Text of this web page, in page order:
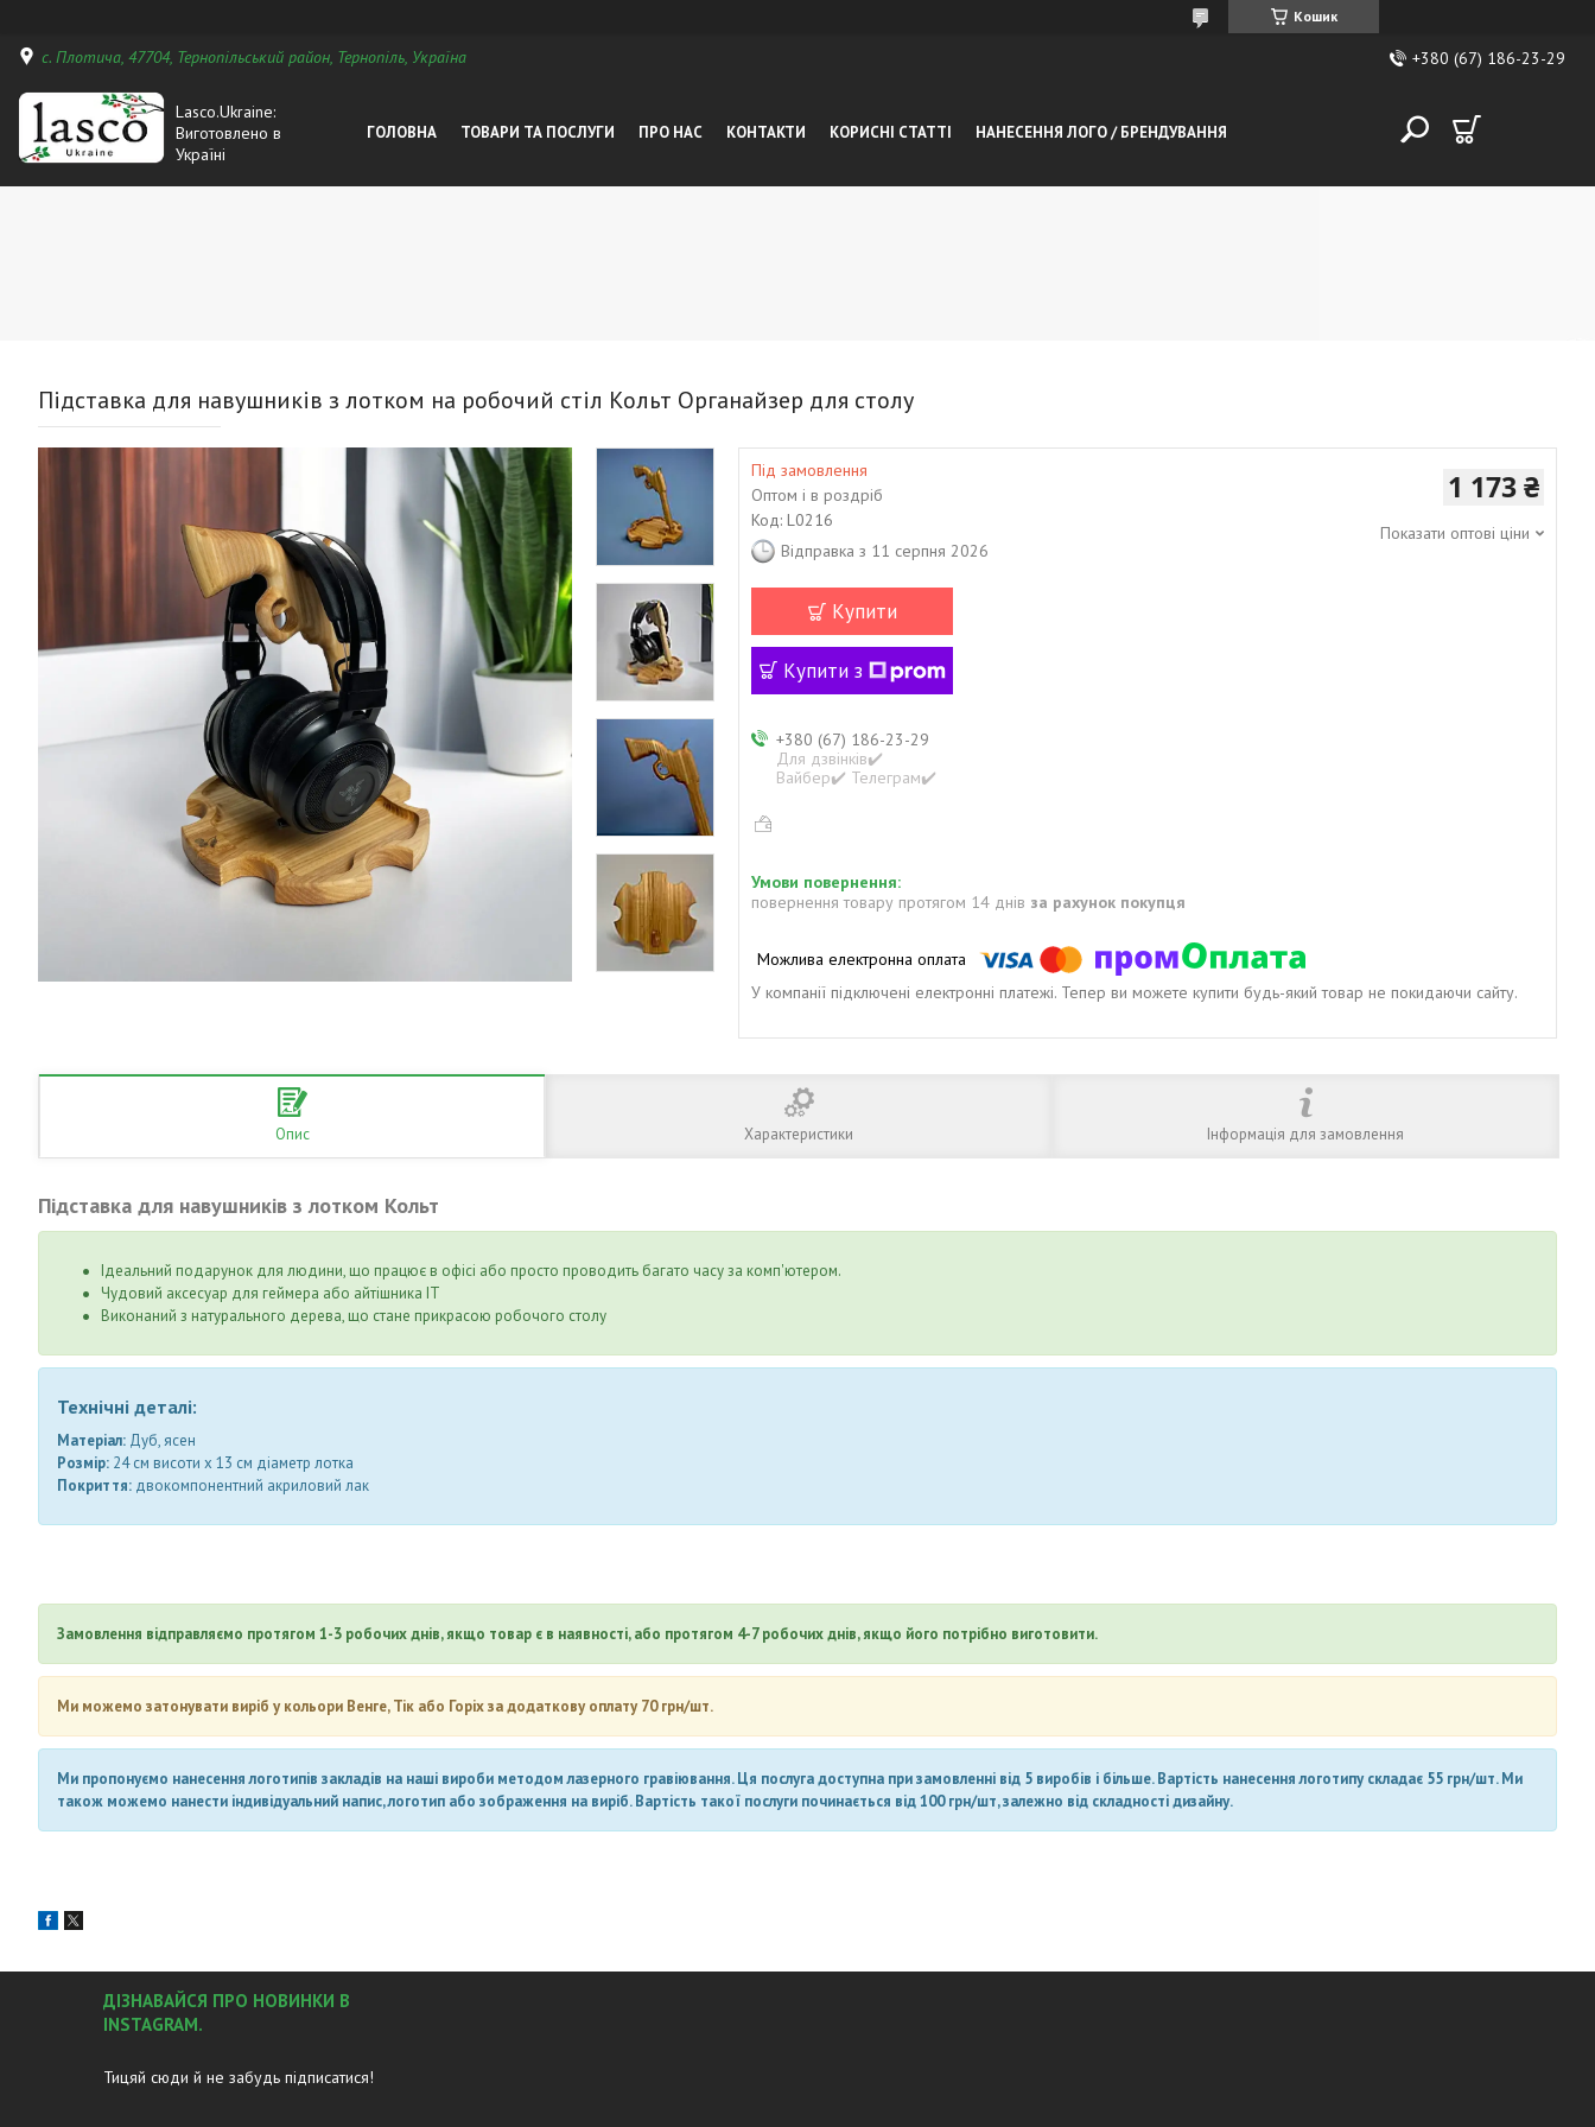
Кошик
с. Плотича, 47704, Тернопільський район, Тернопіль, Україна +380 (67) 186-23-29
Lasco.Ukraine:
Виготовлено в
Україні
ГОЛОВНА ТОВАРИ ТА ПОСЛУГИ ПРО НАС КОНТАКТИ КОРИСНІ СТАТТІ НАНЕСЕННЯ ЛОГО / БРЕНДУВАННЯ
Підставка для навушників з лотком на робочий стіл Кольт Органайзер для столу
Під замовлення
Оптом і в роздріб
Код: L0216
Відправка з 11 серпня 2026
1 173 ₴
Показати оптові ціни
Купити
Купити з
+380 (67) 186-23-29
Для дзвінків✔️
Вайбер✔️ Телеграм✔️
повернення товару протягом 14 днів за рахунок покупця
У компанії підключені електронні платежі. Тепер ви можете купити будь-який товар не покидаючи сайту.
Опис Характеристики Інформація для замовлення
Підставка для навушників з лотком Кольт
Ідеальний подарунок для людини, що працює в офісі або просто проводить багато часу за комп'ютером.
Чудовий аксесуар для геймера або айтішника ІТ
Виконаний з натурального дерева, що стане прикрасою робочого столу
Технічні деталі:
Матеріал: Дуб, ясен
Розмір: 24 см висоти х 13 см діаметр лотка
Покриття: двокомпонентний акриловий лак
Замовлення відправляємо протягом 1-3 робочих днів, якщо товар є в наявності, або протягом 4-7 робочих днів, якщо його потрібно виготовити.
Ми можемо затонувати виріб у кольори Венге, Тік або Горіх за додаткову оплату 70 грн/шт.
Ми пропонуємо нанесення логотипів закладів на наші вироби методом лазерного гравіювання. Ця послуга доступна при замовленні від 5 виробів і більше. Вартість нанесення логотипу складає 55 грн/шт. Ми
також можемо нанести індивідуальний напис, логотип або зображення на виріб. Вартість такої послуги починається від 100 грн/шт, залежно від складності дизайну.
ДІЗНАВАЙСЯ ПРО НОВИНКИ В
INSTAGRAM.
Тицяй сюди й не забудь підписатися!